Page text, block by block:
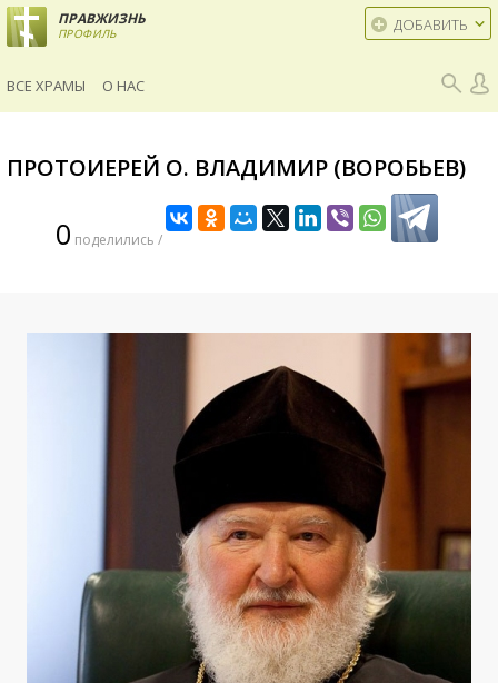
ПРАВЖИЗНЬ
ПРОФИЛЬ ДОБАВИТЬ
ВСЕ ХРАМЫ О НАС
ПРОТОИЕРЕЙ О. ВЛАДИМИР (ВОРОБЬЕВ)
0 поделились /